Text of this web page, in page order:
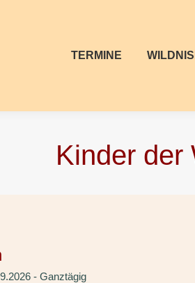
TERMINE
Kinder der
- Ganztägig